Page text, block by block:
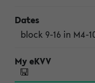
block 9-16 in M4-